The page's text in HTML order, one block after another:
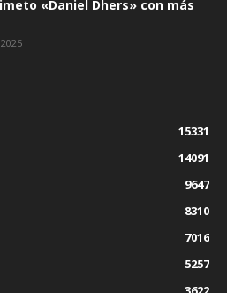
«Daniel Dhers» con más
15331
14091
9647
8310
7016
5257